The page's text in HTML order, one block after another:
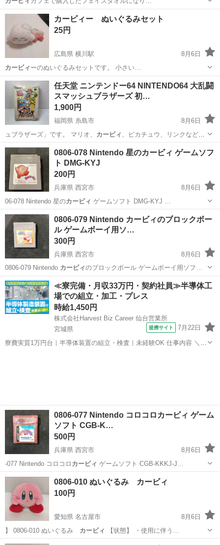
大分 大分市 大在駅 家庭用品 カービィカフェ
カービィー ぬいぐるみセット
25円
広島県 横川駅
8月6日
カービィ ーのぬいぐるみセットです。 小さい…
広島 広島市 横川駅 おもちゃ
任天堂 ニンテンドー64 NINTENDO64 大乱闘
スマッシュブラザーズ 初…
1,900円
福岡県 糸島市
8月6日
ュブラザーズ」です。 マリオ、 カービィ
、ピカチュウ、リンクなど、
任天堂の人…
福岡 糸島市 大乱闘スマッシュブラザーズ
0806-078 Nintendo 星のカービィ ゲームソフ
ト DMG-KYJ
200円
兵庫県 西宮市
8月6日
06-078 Nintendo 星のカービィ
兵庫 西宮市 星のカービィ
0806-079 Nintendo カービィのブロックボー
ル ゲームボーイ用ソ…
300円
兵庫県 西宮市
8月6日
0806-079 Nintendo カービィのブロックボール ゲームボーイ用ソフ…
兵庫 西宮市 ポータブルゲーム JPN
≪寮完備・月収33万円・契約社員≫半導体工
場での組立・加工・プレス
時給1,450円
株式会社Harvest Biz Career 仙台営業所
宮城県
提携サイト 7月22日
寮費実質1万円台｜半導体装置の組立・検査｜未経験OK 仕事内容 ＼半
0806-077 Nintendo コロコロカービィ ゲーム
ソフト CGB-K…
500円
兵庫県 西宮市
8月6日
-077 Nintendo コロコロ カービィ ゲームソフト CGB-KKKJ-J…
兵庫 西宮市 ポータブルゲーム
0806-010 ぬいぐるみ カービィ
100円
愛知県 名古屋市
8月6日
】 0806-010 ぬいぐるみ カービィ 【状態】 ・使用に伴う…
愛知 名古屋市 カービィ